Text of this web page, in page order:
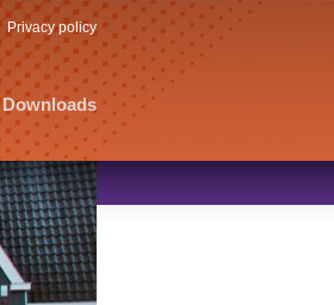
Privacy policy
Downloads